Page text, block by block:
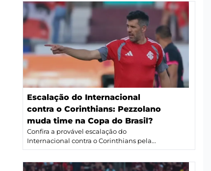
Escalação do Internacional
contra o Corinthians: Pezzolano
muda time na Copa do Brasil?
Confira a provável escalação do
Internacional contra o Corinthians pela...